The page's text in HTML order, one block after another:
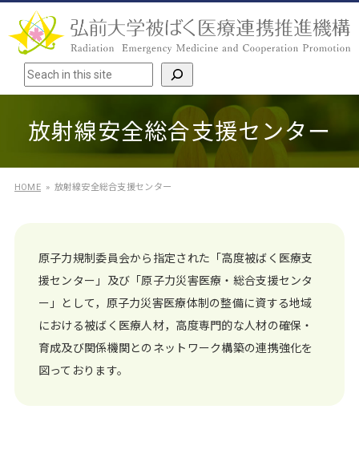
検索
放射線安全総合支援センター
HOME 放射線安全総合支援センター
原子力規制委員会から指定された「高度被ばく医療支
援センター」及び「原子力災害医療・総合支援センタ
ー」として，原子力災害医療体制の整備に資する地域
における被ばく医療人材，高度専門的な人材の確保・
育成及び関係機関とのネットワーク構築の連携強化を
図っております。